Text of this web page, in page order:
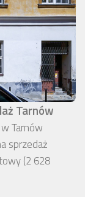
Tarnów
Tarnów
sprzedaż
(2 628